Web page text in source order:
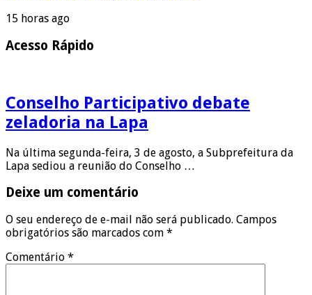
15 horas ago
Acesso Rápido
Conselho Participativo debate
zeladoria na Lapa
Na última segunda-feira, 3 de agosto, a Subprefeitura da
Lapa sediou a reunião do Conselho …
Deixe um comentário
O seu endereço de e-mail não será publicado. Campos
obrigatórios são marcados com *
Comentário *